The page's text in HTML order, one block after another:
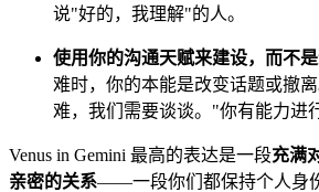
说"好的，我理解"的人。
使用你的沟通天赋来建设，而不
难时，你的本能是改变话题或撤
难，我们需要谈谈。"你有能力进
Venus in Gemini 最高的表达是一段充满
亲密的关系——一段你们都保持个人身